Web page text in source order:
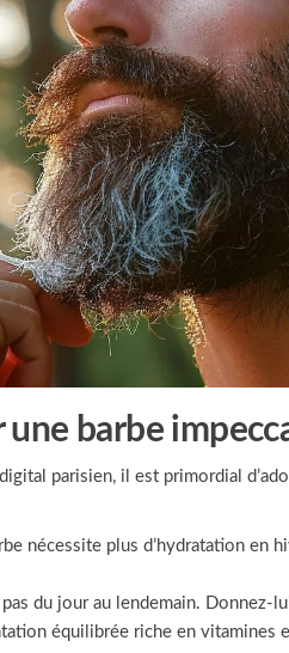
barbe
parisien, il est primordial
nécessite plus d’hydratation en
du jour au lendemain. Donnez-
équilibrée riche en vitamines